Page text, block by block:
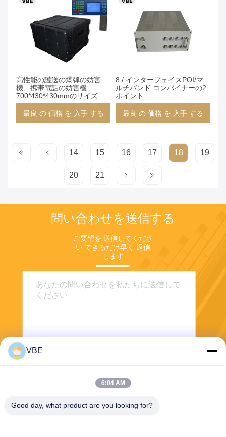
高性能の護送の爆弾の妨害
機、携帯電話の妨害機
700*430*430mmのサイズ
最良 の 価格 を 入手 する
8 / インターフェイスPOI/マ
ルチバンド コンバイナーの2
ポイント
最良 の 価格 を 入手 する
14 15 16 17 18 19
20 21
問い合わせを送信する
ご要望を 送信してくださ
い できるだけ早く 返信
します
VBE
6:04 AM
Good day, what product are you looking for?